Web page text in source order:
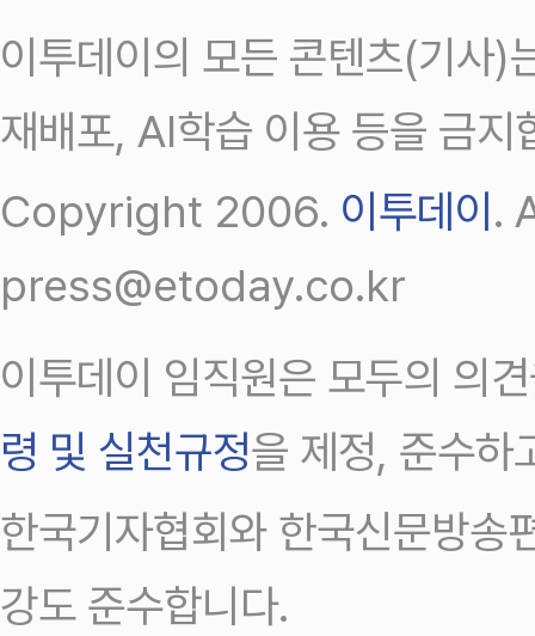
이투데이의 모든 콘텐츠(기사)
재배포, AI학습 이용 등을 금지
Copyright 2006. 이투데이 .
press@etoday.co.kr
이투데이 임직원은 모두의 의
령 및 실천규정을 제정, 준수하
한국기자협회와 한국신문방송
강도 준수합니다.